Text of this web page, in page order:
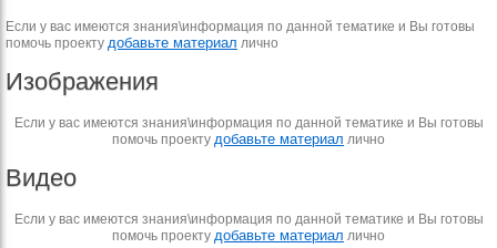
Если у вас имеются знания\информация по данной тематике и Вы готовы
помочь проекту добавьте материал лично
Изображения
Если у вас имеются знания\информация по данной тематике и Вы готовы
помочь проекту добавьте материал лично
Видео
Если у вас имеются знания\информация по данной тематике и Вы готовы
помочь проекту добавьте материал лично